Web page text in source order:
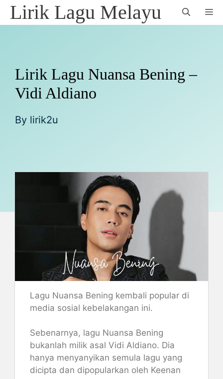
SkipLirik Lagu Melayu
Lirik Lagu Nuansa Bening –
Vidi Aldiano
By lirik2u
Lagu Nuansa Bening kembali popular di
media sosial kebelakangan ini.
Sebenarnya, lagu Nuansa Bening
bukanlah milik asal Vidi Aldiano. Dia
hanya menyanyikan semula lagu yang
dicipta dan dipopularkan oleh Keenan